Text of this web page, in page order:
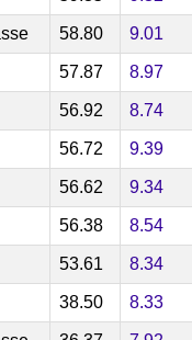
58.80 9.01
57.87 8.97
56.92 8.74
56.72 9.39
56.62 9.34
56.38 8.54
53.61 8.34
38.50 8.33